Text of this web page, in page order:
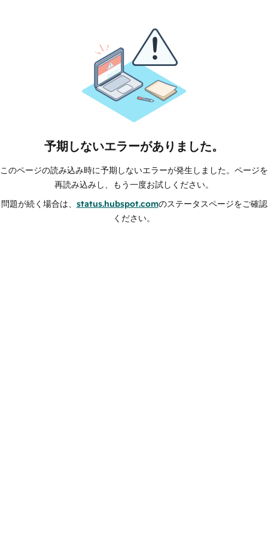
予期しないエラーがありました。
このページの読み込み時に予期しないエラーが発生しました。ページを
再読み込みし、もう一度お試しください。
問題が続く場合は、 status.hubspot.comのステータスページをご確認
ください。